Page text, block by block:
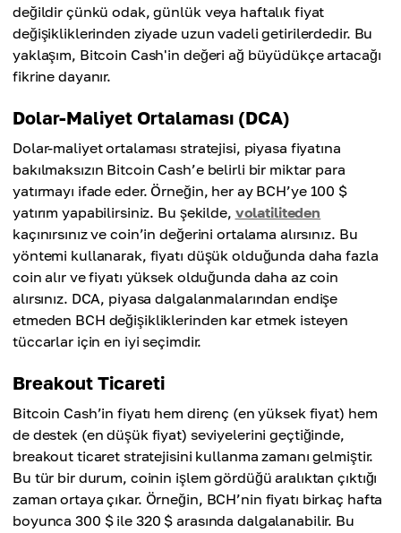
değildir çünkü odak, günlük veya haftalık fiyat
değişikliklerinden ziyade uzun vadeli getirilerdedir. Bu
yaklaşım, Bitcoin Cash'in değeri ağ büyüdükçe artacağı
fikrine dayanır.
Dolar-Maliyet Ortalaması (DCA)
Dolar-maliyet ortalaması stratejisi, piyasa fiyatına
bakılmaksızın Bitcoin Cash’e belirli bir miktar para
yatırmayı ifade eder. Örneğin, her ay BCH’ye 100 $
yatırım yapabilirsiniz. Bu şekilde, volatiliteden
kaçınırsınız ve coin’in değerini ortalama alırsınız. Bu
yöntemi kullanarak, fiyatı düşük olduğunda daha fazla
coin alır ve fiyatı yüksek olduğunda daha az coin
alırsınız. DCA, piyasa dalgalanmalarından endişe
etmeden BCH değişikliklerinden kar etmek isteyen
tüccarlar için en iyi seçimdir.
Breakout Ticareti
Bitcoin Cash’in fiyatı hem direnç (en yüksek fiyat) hem
de destek (en düşük fiyat) seviyelerini geçtiğinde,
breakout ticaret stratejisini kullanma zamanı gelmiştir.
Bu tür bir durum, coinin işlem gördüğü aralıktan çıktığı
zaman ortaya çıkar. Örneğin, BCH’nin fiyatı birkaç hafta
boyunca 300 $ ile 320 $ arasında dalgalanabilir. Bu